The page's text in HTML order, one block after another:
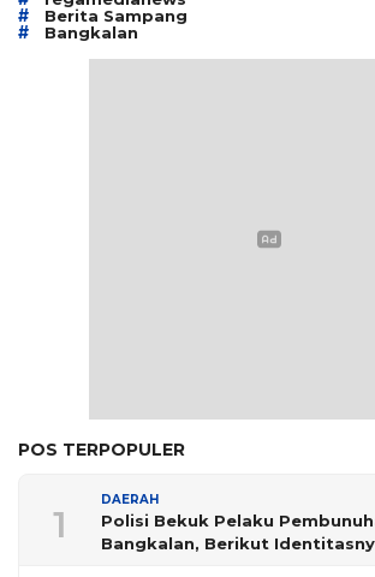
# Berita Sampang
# Bangkalan
POS TERPOPULER
1
DAERAH
Polisi Bekuk Pelaku
Bangkalan, Berikut